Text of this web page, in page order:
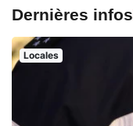
Dernières infos
Locales